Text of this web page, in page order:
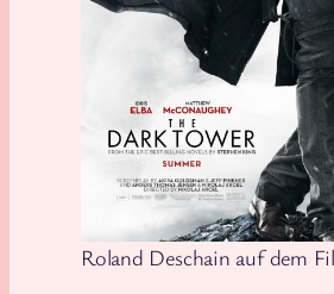
Roland Deschain auf dem